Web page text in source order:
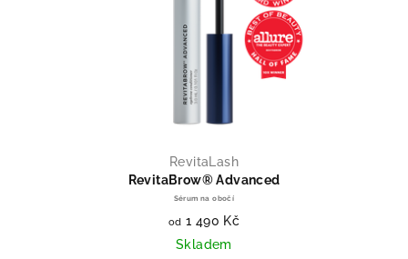
RevitaLash
RevitaBrow® Advanced
Sérum na obočí
od 1 490 Kč
Skladem